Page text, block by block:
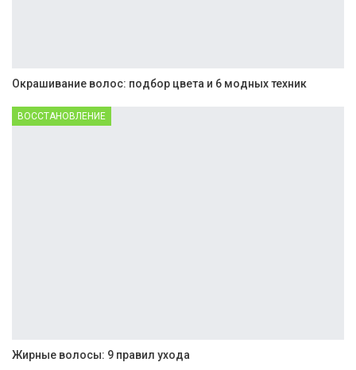
Окрашивание волос: подбор цвета и 6 модных техник
ВОССТАНОВЛЕНИЕ
Жирные волосы: 9 правил ухода